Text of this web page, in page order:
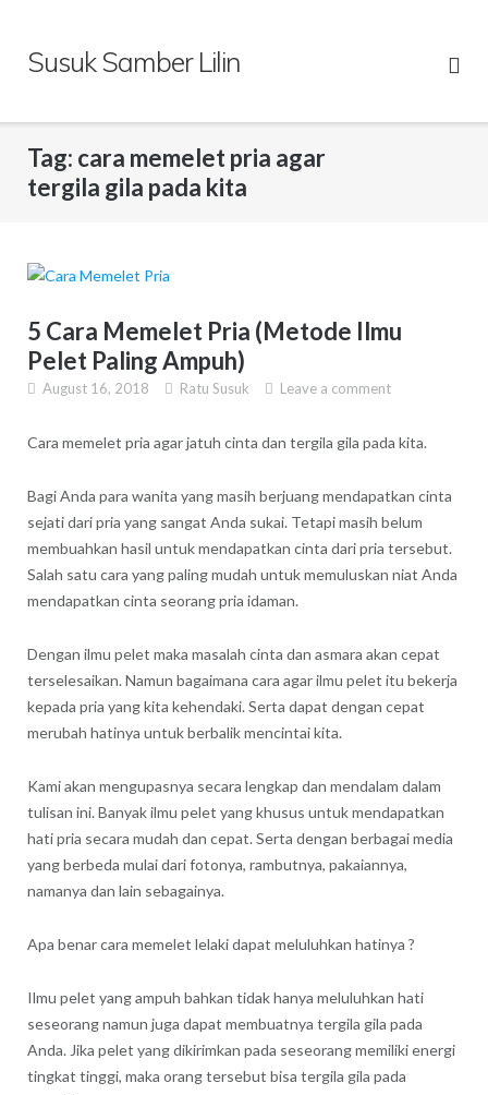
contentSusuk Samber Lilin
Tag: cara memelet pria agar
tergila gila pada kita
5 Cara Memelet Pria (Metode Ilmu
Pelet Paling Ampuh)
August 16, 2018 Ratu Susuk Leave a comment
Cara memelet pria agar jatuh cinta dan tergila gila pada kita.
Bagi Anda para wanita yang masih berjuang mendapatkan cinta
sejati dari pria yang sangat Anda sukai. Tetapi masih belum
membuahkan hasil untuk mendapatkan cinta dari pria tersebut.
Salah satu cara yang paling mudah untuk memuluskan niat Anda
mendapatkan cinta seorang pria idaman.
Dengan ilmu pelet maka masalah cinta dan asmara akan cepat
terselesaikan. Namun bagaimana cara agar ilmu pelet itu bekerja
kepada pria yang kita kehendaki. Serta dapat dengan cepat
merubah hatinya untuk berbalik mencintai kita.
Kami akan mengupasnya secara lengkap dan mendalam dalam
tulisan ini. Banyak ilmu pelet yang khusus untuk mendapatkan
hati pria secara mudah dan cepat. Serta dengan berbagai media
yang berbeda mulai dari fotonya, rambutnya, pakaiannya,
namanya dan lain sebagainya.
Apa benar cara memelet lelaki dapat meluluhkan hatinya ?
Ilmu pelet yang ampuh bahkan tidak hanya meluluhkan hati
seseorang namun juga dapat membuatnya tergila gila pada
Anda. Jika pelet yang dikirimkan pada seseorang memiliki energi
tingkat tinggi, maka orang tersebut bisa tergila gila pada